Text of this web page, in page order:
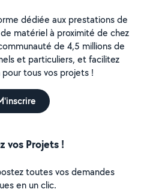
dédiée aux prestations de
matériel à proximité de chez
de 4,5 millions de
et particuliers, et facilitez
tous vos projets !
vos Projets !
toutes vos demandes
en un clic.